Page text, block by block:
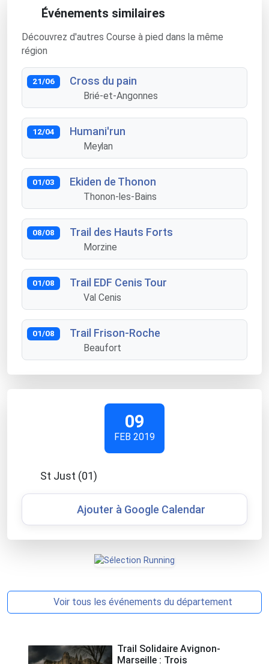
Événements similaires
Découvrez d'autres Course à pied dans la même
région
21/06 Cross du pain
Brié-et-Angonnes
12/04 Humani'run
Meylan
01/03 Ekiden de Thonon
Thonon-les-Bains
08/08 Trail des Hauts Forts
Morzine
01/08 Trail EDF Cenis Tour
Val Cenis
01/08 Trail Frison-Roche
Beaufort
09
FEB 2019
St Just (01)
Ajouter à Google Calendar
Voir tous les événements du département
Trail Solidaire Avignon-
Marseille : Trois